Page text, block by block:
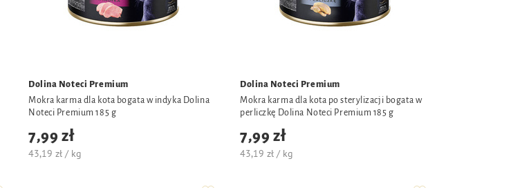
Dolina Noteci Premium
Mokra karma dla kota bogata w indyka Dolina
Noteci Premium 185 g
7,99 zł
43,19 zł / kg
Dolina Noteci Premium
Mokra karma dla kota po sterylizacji bogata w
perliczkę Dolina Noteci Premium 185 g
7,99 zł
43,19 zł / kg